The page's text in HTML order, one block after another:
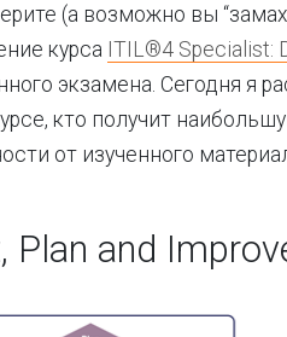
(а возможно вы
курса ITIL®4 Specialist:
экзамена. Сегодня я
кто получит
от изученного
Plan and